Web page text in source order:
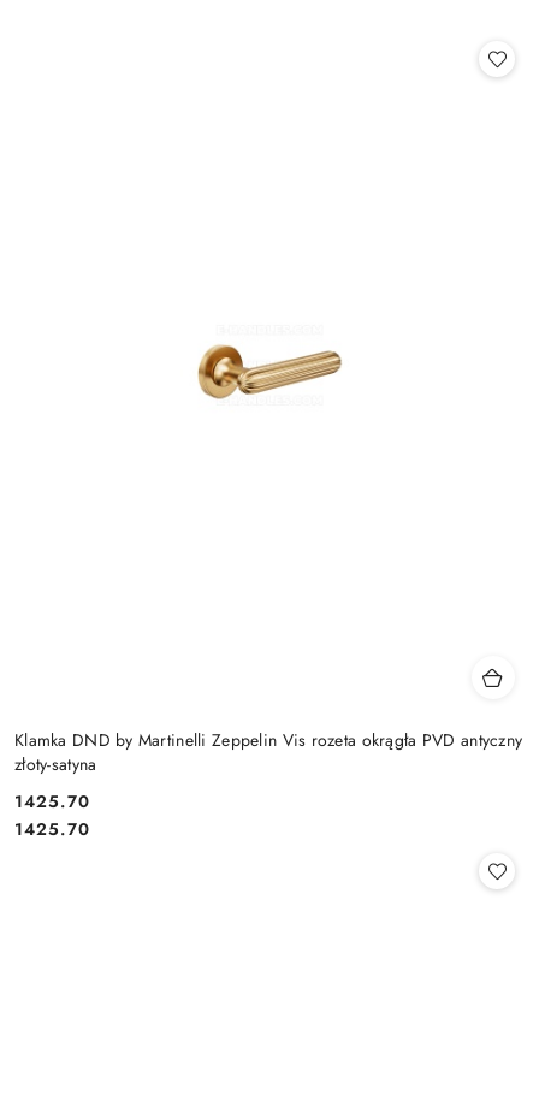
Klamka DND by Martinelli Zeppelin Vis rozeta okrągła PVD antyczny
złoty-satyna
Cena:
1425.70
Cena:
1425.70